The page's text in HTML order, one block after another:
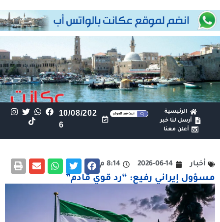
الرئيسية
أرسل لنا خبر
أعلن معنا
10/08/202
6
أخبار 2026-06-14 8:14 م
مسؤول إيراني رفيع: “رد قوي قادم”